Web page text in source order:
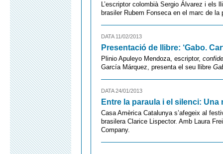
L’escriptor colombià Sergio Álvarez i els
brasiler Rubem Fonseca en el marc de la
DATA 11/02/2013
Presentació de llibre: ‘Gabo.
Plinio Apuleyo Mendoza, escriptor,
García Márquez, presenta el seu llibre
DATA 24/01/2013
Entre la paraula i el silenci:
Casa Amèrica Catalunya s’afegeix al
brasilera Clarice Lispector. Amb Laura
Company.